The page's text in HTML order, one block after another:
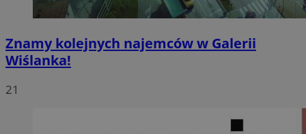
Znamy kolejnych najemców w Galerii
Wiślanka!
21